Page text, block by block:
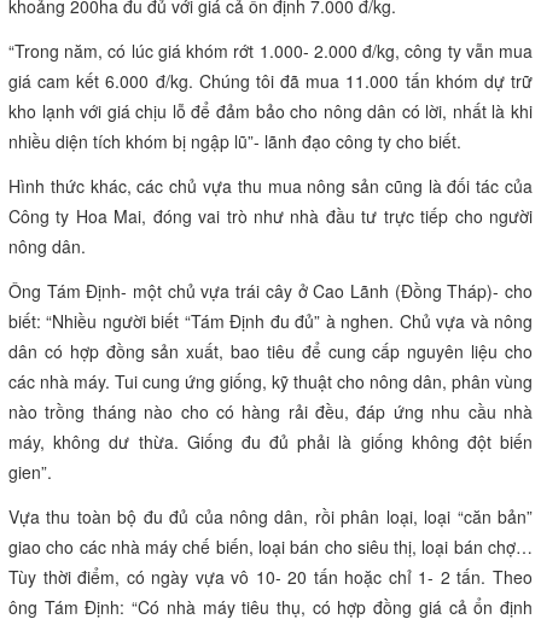
công ty, hiện doanh nghiệp liên kết với nông dân bao tiêu cả trăm
hecta nông sản khắp các tỉnh ĐBSCL.
“Chuỗi liên kết” mô tả đơn giản như sau: doanh nghiệp tới các vùng
nghiệm nhất đặt vấn đề hợp tác và hướng dẫn họ sản xuất theo quy
chuẩn của mình.
nông dân khác cùng tham gia. Lấy ví dụ, năm 2017 công ty liên kết
tiêu thụ trên 20.000 tấn khóm, 15.000- 16.000 tấn trong năm nay và
khoảng 200ha đu đủ với giá cả ổn định 7.000 đ/kg.
“Trong năm, có lúc giá khóm rớt 1.000- 2.000 đ/kg, công ty vẫn mua
giá cam kết 6.000 đ/kg. Chúng tôi đã mua 11.000 tấn khóm dự trữ
kho lạnh với giá chịu lỗ để đảm bảo cho nông dân có lời, nhất là khi
Hình thức khác, các chủ vựa thu mua nông sản cũng là đối tác của
Công ty Hoa Mai, đóng vai trò như nhà đầu tư trực tiếp cho người
nông dân.